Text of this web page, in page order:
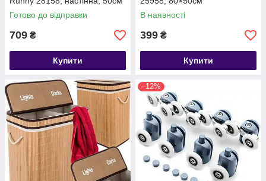
Готово до відправки
709 ₴
Купити
В наявності
399 ₴
Купити
–12%